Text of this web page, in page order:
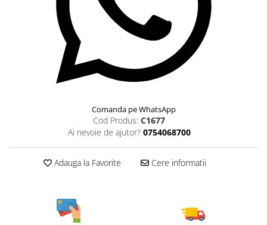
Comanda pe WhatsApp
Cod Produs: C1677
Ai nevoie de ajutor? 0754068700
Adauga la Favorite Cere informatii